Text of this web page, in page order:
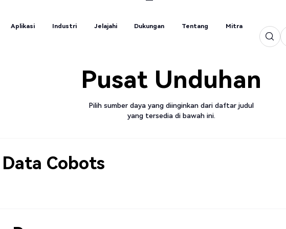
Aplikasi
Industri
Jelajahi
Dukungan
Tentang
Mitra
Pusat Unduhan
Pilih sumber daya yang diinginkan dari daftar judul
yang tersedia di bawah ini.
Cobots